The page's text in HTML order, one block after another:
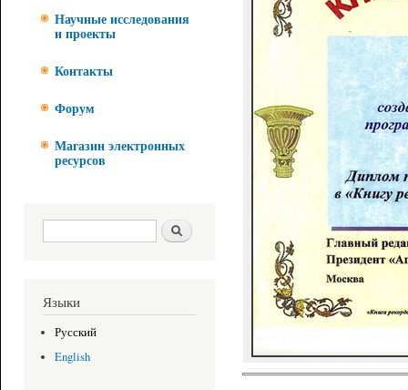
Научные исследования
и проекты
Контакты
Форум
Магазин электронных
ресурсов
Форма поиска Поиск
Языки
Русский
English